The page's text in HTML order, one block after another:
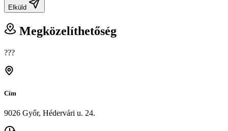
Elküld
Megközelíthetőség
???
Cím
9026 Győr, Hédervári u. 24.